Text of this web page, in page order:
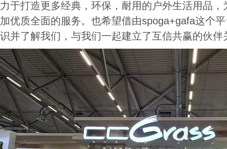
力于打造更多经典，环保，耐用的户外生活用品
加优质全面的服务。也希望借由spoga+gafa这个
识并了解我们，与我们一起建立了互信共赢的伙伴